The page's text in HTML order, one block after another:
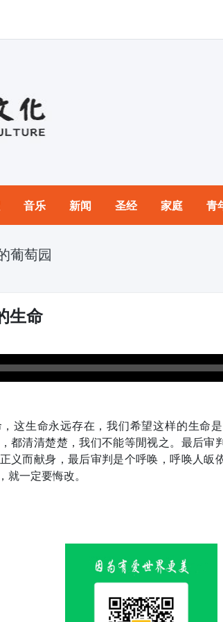
音乐 新闻 圣经 家庭 青
葡萄园
生命
这生命永远存在，我们希望这样的生命
都清清楚楚，我们不能等閒视之。最后审
义而献身，最后审判是个呼唤，呼唤人皈
就一定要悔改。